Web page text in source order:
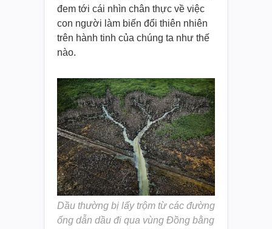
đem tới cái nhìn chân thực về việc
con người làm biến đổi thiên nhiên
trên hành tinh của chúng ta như thế
nào.
Dầu thường bị lấy trộm từ các đường
ống dẫn dầu đi qua vùng Đồng bằng